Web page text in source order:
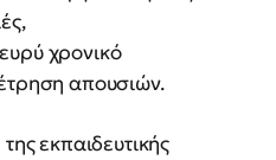
χρονικό
απουσιών.
εκπαιδευτικής